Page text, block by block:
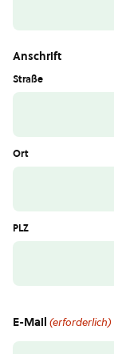
Anschrift
Straße
Ort
PLZ
E-Mail (erforderlich)